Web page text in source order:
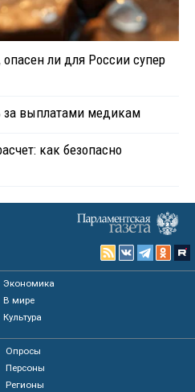
ли для России супер
за выплатами медикам
как безопасно
Экономика
В мире
Культура
Опросы
Персоны
Регионы